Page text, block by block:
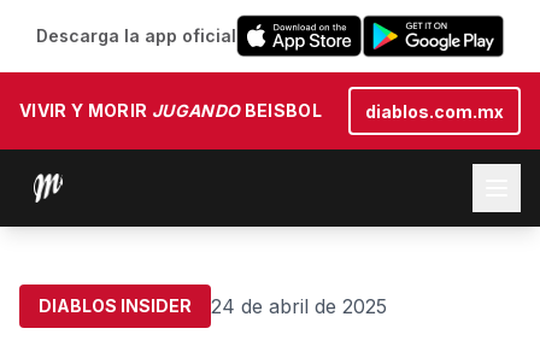
Descarga la app oficial
VIVIR Y MORIR JUGANDOBEISBOL diablos.com.mx
DIABLOS INSIDER 24 de abril de 2025